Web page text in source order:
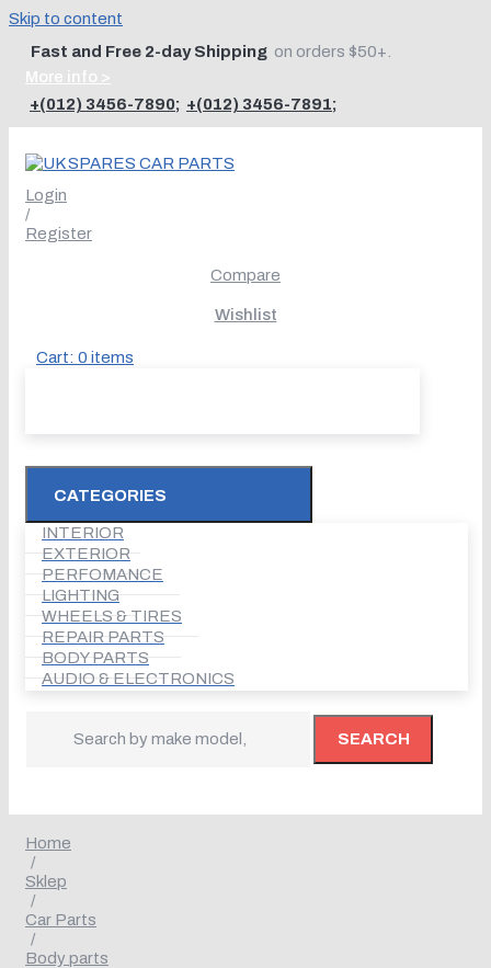
Skip to content
Fast and Free 2-day Shipping on orders $50+.
More info >
+(012) 3456-7890; +(012) 3456-7891;
Login
/
Register
Compare
Wishlist
Cart: 0 items
CATEGORIES
INTERIOR
EXTERIOR
PERFOMANCE
LIGHTING
WHEELS & TIRES
REPAIR PARTS
BODY PARTS
AUDIO & ELECTRONICS
SEARCH
Home
/
Sklep
/
Car Parts
/
Body parts